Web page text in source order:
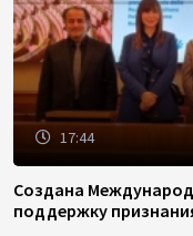
17:44
Создана
поддержку